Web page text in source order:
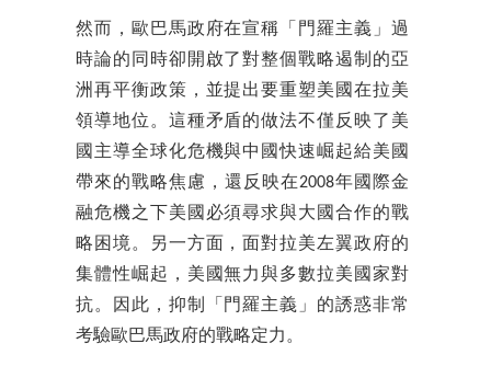
然而，歐巴馬政府在宣稱「門羅主義」過
時論的同時卻開啟了對整個戰略遏制的亞
洲再平衡政策，並提出要重塑美國在拉美
領導地位。這種矛盾的做法不僅反映了美
國主導全球化危機與中國快速崛起給美國
帶來的戰略焦慮，還反映在2008年國際金
融危機之下美國必須尋求與大國合作的戰
略困境。另一方面，面對拉美左翼政府的
集體性崛起，美國無力與多數拉美國家對
抗。因此，抑制「門羅主義」的誘惑非常
考驗歐巴馬政府的戰略定力。